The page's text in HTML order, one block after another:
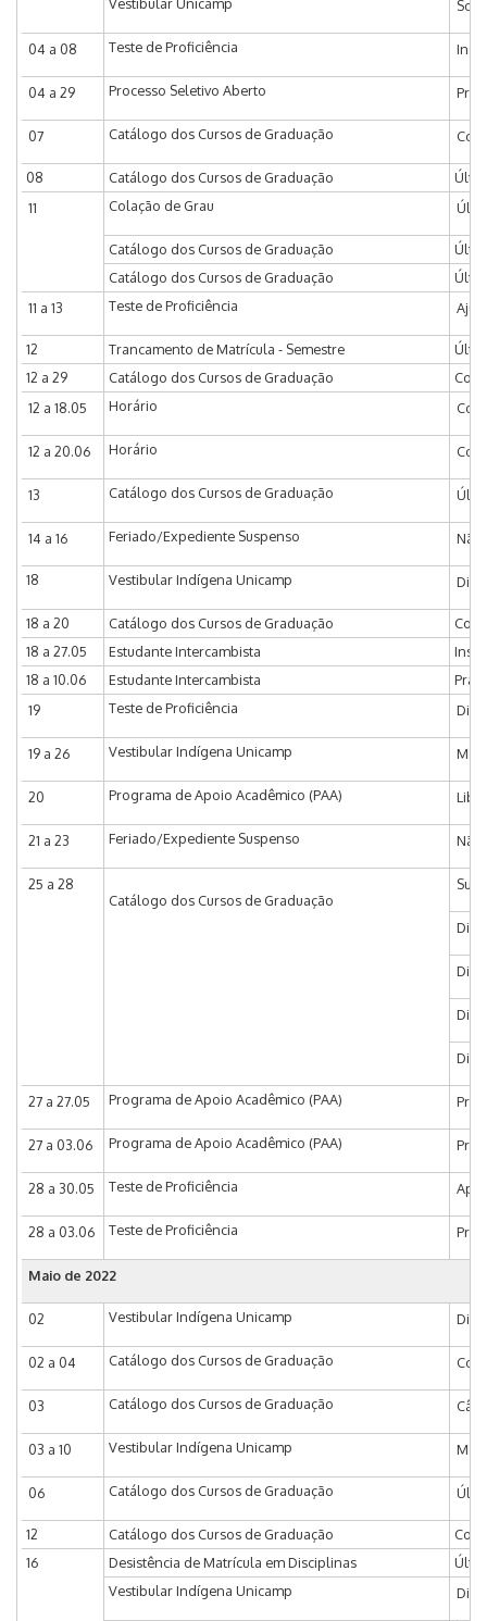
Vestibular Unicamp
04 a 08 Teste de Proficiência
04 a 29 Processo Seletivo Aberto
07 Catálogo dos Cursos de Graduação
08 Catálogo dos Cursos de Graduação
11
Colação de Grau
Catálogo dos Cursos de Graduação
Catálogo dos Cursos de Graduação
11 a 13
Teste de Proficiência
12 Trancamento de Matrícula - Semestre
12 a 29
Catálogo dos Cursos de Graduação
12 a 18.05
Horário
12 a 20.06 Horário
13 Catálogo dos Cursos de Graduação
14 a 16 Feriado/Expediente Suspenso Não
18 Vestibular Indígena Unicamp
18 a 20 Catálogo dos Cursos de Graduação
18 a 27.05
Estudante Intercambista
18 a 10.06
Estudante Intercambista
19
Teste de Proficiência
19 a 26 Vestibular Indígena Unicamp
20 Programa de Apoio Acadêmico (PAA)
21 a 23 Feriado/Expediente Suspenso Não
25 a 28
Catálogo dos Cursos de Graduação
Dia
Dia
Dia
Dia
27 a 27.05 Programa de Apoio Acadêmico (PAA)
27 a 03.06 Programa de Apoio Acadêmico (PAA)
28 a 30.05 Teste de Proficiência
28 a 03.06 Teste de Proficiência
Maio de 2022
02 Vestibular Indígena Unicamp
02 a 04 Catálogo dos Cursos de Graduação
03 Catálogo dos Cursos de Graduação
03 a 10 Vestibular Indígena Unicamp
06 Catálogo dos Cursos de Graduação
12 Catálogo dos Cursos de Graduação
16
Desistência de Matrícula em Disciplinas
Vestibular Indígena Unicamp